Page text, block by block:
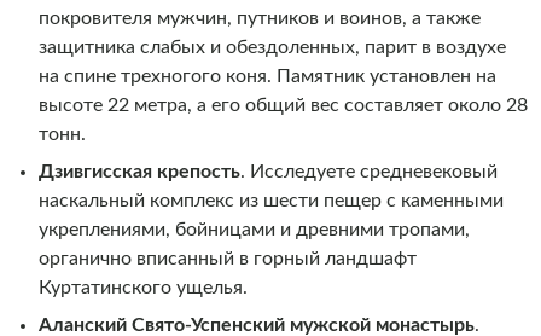
покровителя мужчин, путников и воинов, а также
защитника слабых и обездоленных, парит в воздухе
на спине трехногого коня. Памятник установлен на
высоте 22 метра, а его общий вес составляет около 28
тонн.
Дзивгисская крепость. Исследуете средневековый
наскальный комплекс из шести пещер с каменными
укреплениями, бойницами и древними тропами,
органично вписанный в горный ландшафт
Куртатинского ущелья.
Аланский Свято-Успенский мужской монастырь.